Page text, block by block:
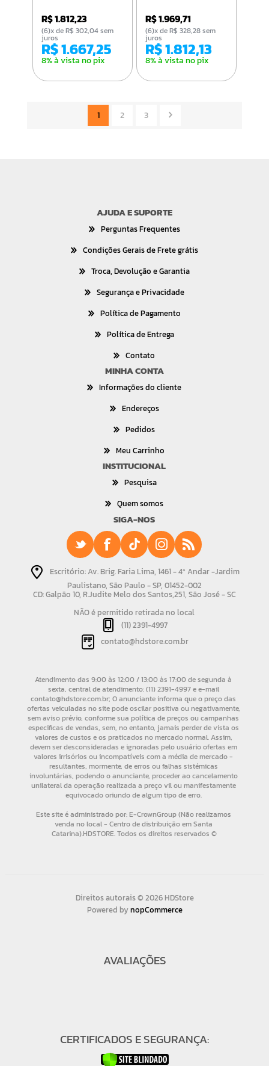
PT
R$ 1.812,23
R$ 1.667,25
8% à vista no pix
(6)x de R$ 302,04 sem
juros
PT
R$ 1.969,71
R$ 1.812,13
8% à vista no pix
(6)x de R$ 328,28 sem
juros
1 2 3
AJUDA E SUPORTE
Perguntas Frequentes
Condições Gerais de Frete grátis
Troca, Devolução e Garantia
Segurança e Privacidade
Política de Pagamento
Política de Entrega
Contato
MINHA CONTA
Informações do cliente
Endereços
Pedidos
Meu Carrinho
INSTITUCIONAL
Pesquisa
Quem somos
SIGA-NOS
Escritório: Av. Brig. Faria Lima, 1461 - 4º Andar -Jardim
Paulistano, São Paulo - SP, 01452-002
CD: Galpão 10, R.Judite Melo dos Santos,251, São José - SC
NÃO é permitido retirada no local
(11) 2391-4997
contato@hdstore.com.br
Direitos autorais © 2026 HDStore
Powered bynopCommerce
AVALIAÇÕES
CERTIFICADOS E SEGURANÇA: